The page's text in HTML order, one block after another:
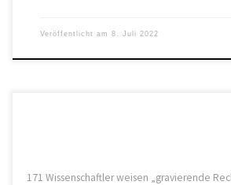
Veröffentlicht am 8. Juli 2022
171 Wissenschaftler weisen „gravierende